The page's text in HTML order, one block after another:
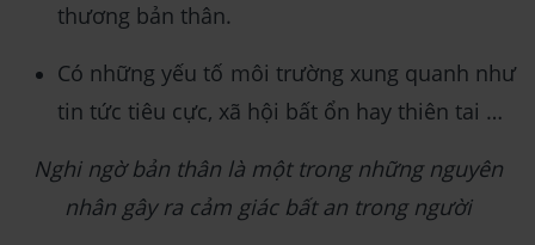
thương bản thân.
Có những yếu tố môi trường xung quanh như
tin tức tiêu cực, xã hội bất ổn hay thiên tai …
Nghi ngờ bản thân là một trong những nguyên
nhân gây ra cảm giác bất an trong người